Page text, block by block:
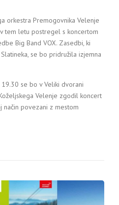
orkestra Premogovnika Velenje
tem letu postregel s koncertom
Big Band VOX. Zasedbi, ki
se bo pridružila izjemna
se bo v Veliki dvorani
Velenje zgodil koncert
način povezani z mestom